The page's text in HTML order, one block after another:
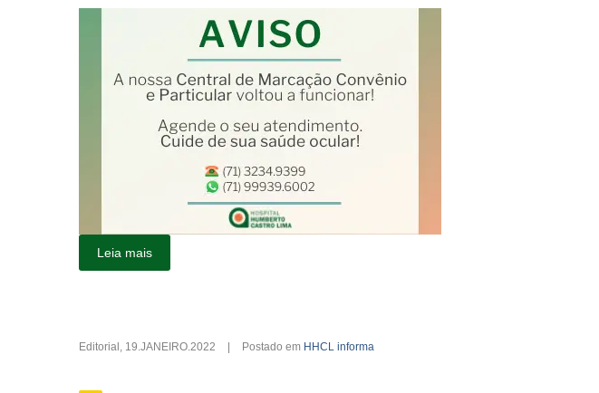
Leia mais
Editorial , 19.JANEIRO.2022 Postado em HHCL informa